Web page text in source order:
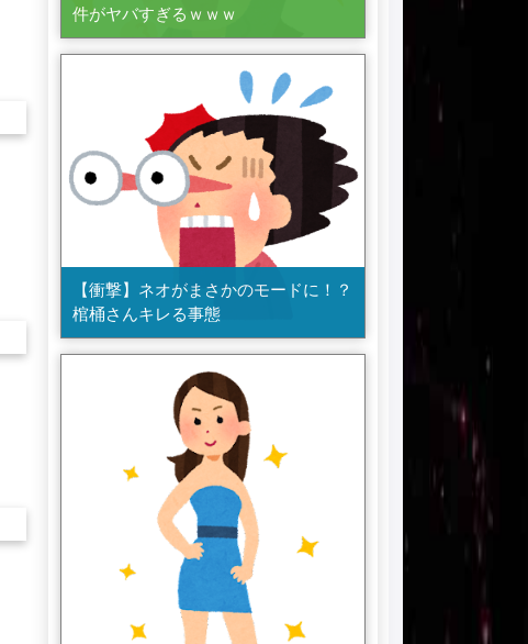
件がヤバすぎるｗｗｗ
【衝撃】ネオがまさかのモードに！？
棺桶さんキレる事態